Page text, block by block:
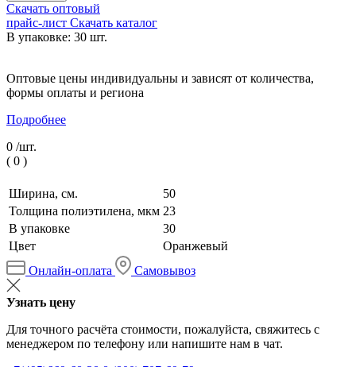
Скачать оптовый
прайс-лист Скачать каталог
В упаковке: 30 шт.
Оптовые цены индивидуальны и зависят от количества,
формы оплаты и региона
Подробнее
0 /шт.
( 0 )
Ширина, см.
50
Толщина полиэтилена, мкм 23
В упаковке
30
Цвет
Оранжевый
Онлайн-оплата
Самовывоз
Узнать цену
Для точного расчёта стоимости, пожалуйста, свяжитесь с
менеджером по телефону или напишите нам в чат.